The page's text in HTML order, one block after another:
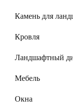
Камень для
Кровля
Ландшафтный
Мебель
Окна